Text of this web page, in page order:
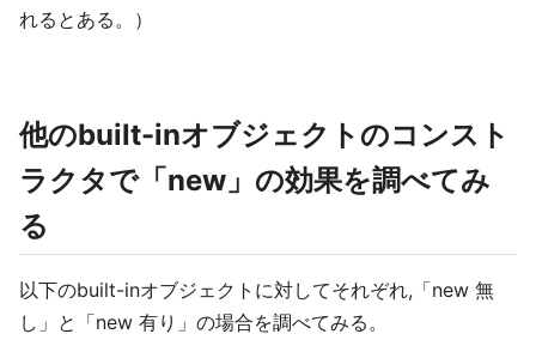
れるとある。）
他のbuilt-inオブジェクトのコンスト
ラクタで「new」の効果を調べてみ
る
以下のbuilt-inオブジェクトに対してそれぞれ,「new 無
し」と「new 有り」の場合を調べてみる。